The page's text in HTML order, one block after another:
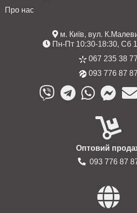
Про нас
м. Київ, вул.
Пн-Пт 10:30-18:30, Сб
067 235 38 77
093 776 87 87
Оптовий
093 776 87